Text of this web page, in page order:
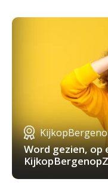
Word gezien, op